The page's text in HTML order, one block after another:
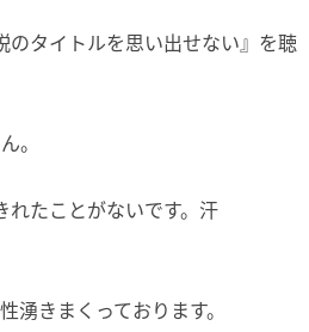
のタイトルを思い出せない』を聴
。
れたことがないです。汗
湧きまくっております。